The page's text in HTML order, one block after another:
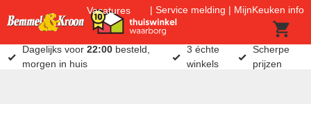
Vacatures Service melding MijnKeuken info
Dagelijks voor22:00 besteld,
morgen in huis
3 échte
winkels
Scherpe
prijzen